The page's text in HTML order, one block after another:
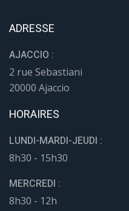
ADRESSE
AJACCIO :
2 rue Sebastiani
20000 Ajaccio
HORAIRES
LUNDI-MARDI-JEUDI :
8h30 - 15h30
MERCREDI :
8h30 - 12h